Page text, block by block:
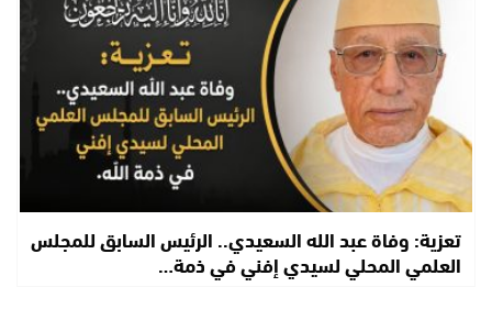
تعزية: وفاة عبد الله السعيدي.. الرئيس السابق للمجلس
العلمي المحلي لسيدي إفني في ذمة…